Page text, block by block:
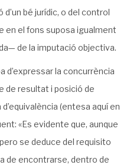
bé jurídic, o del control
en el fons suposa igualment
de la imputació objectiva.
d’expressar la concurrència
de resultat i posició de
(entesa aquí en
«Es evidente que, aunque
se deduce del requisito
de encontrarse, dentro de